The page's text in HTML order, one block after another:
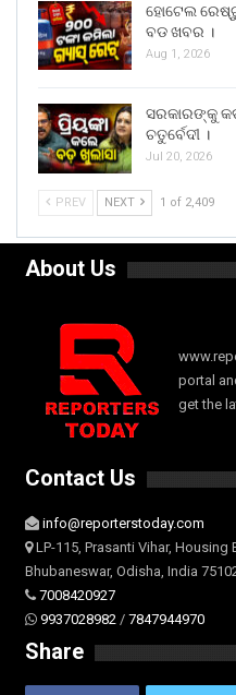
ହୋଟେଲ
ବଡ ଖବର ।
Aug 1, 2026
ସରକାରଙ୍କୁ
ଚତୁର୍ବେଦୀ ।
Jul 20, 2026
PREV NEXT 1 of 2,409
About Us
portal
get the
Contact Us
info@reporterstoday.com
LP-115, Prasanti Vihar, Housing
Bhubaneswar, Odisha, India
7008420927
9937028982 / 7847944970
Share